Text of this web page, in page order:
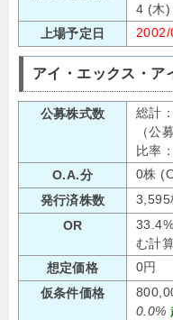
4 (木)
上場予定日
アイ・エックス・ア
公募株式数
総計
（公
比率
O.A.分
0株
発行済株数
3,595
OR
む計
想定価格
0円
仮条件価格
0.0%